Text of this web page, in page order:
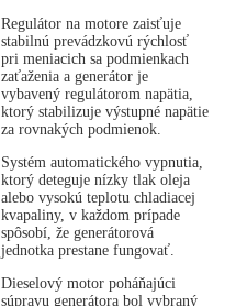
Regulátor na motore zaisťuje
stabilnú prevádzkovú rýchlosť
pri meniacich sa podmienkach
zaťaženia a generátor je
vybavený regulátorom napätia,
ktorý stabilizuje výstupné napätie
za rovnakých podmienok.
Systém automatického vypnutia,
ktorý deteguje nízky tlak oleja
alebo vysokú teplotu chladiacej
kvapaliny, v každom prípade
spôsobí, že generátorová
jednotka prestane fungovať.
Dieselový motor poháňajúci
súpravu generátora bol vybraný